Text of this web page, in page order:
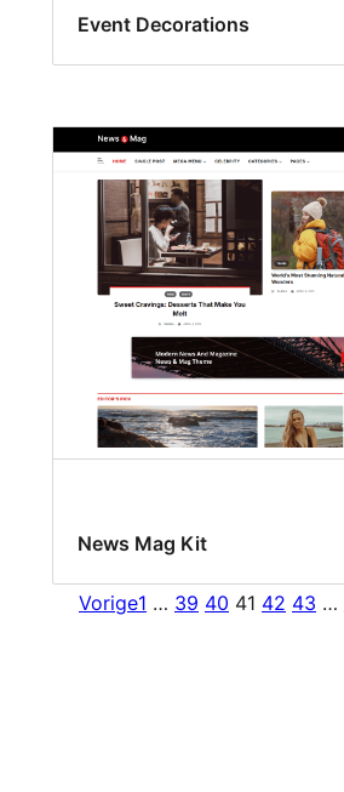
Event Decorations
News Mag Kit
Vorige1 … 39 40 41 42 43 …